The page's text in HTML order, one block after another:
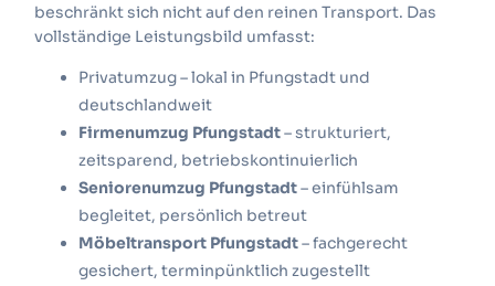
beschränkt sich nicht auf den reinen Transport. Das
vollständige Leistungsbild umfasst:
Privatumzug – lokal in Pfungstadt und
deutschlandweit
Firmenumzug Pfungstadt– strukturiert,
zeitsparend, betriebskontinuierlich
Seniorenumzug Pfungstadt– einfühlsam
begleitet, persönlich betreut
Möbeltransport Pfungstadt– fachgerecht
gesichert, terminpünktlich zugestellt